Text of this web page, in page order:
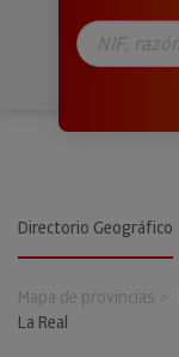
Directorio Geográfico
Mapa de provincias
La Real